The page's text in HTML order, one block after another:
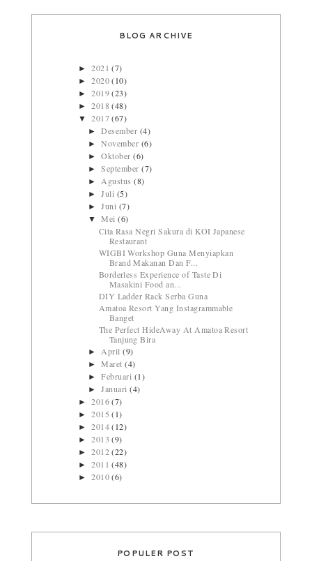
BLOG ARCHIVE
►2021(7)
►2020(10)
►2019(23)
►2018(48)
▼2017(67)
►Desember (4)
►November (6)
►Oktober(6)
►September(7)
►Agustus(8)
►Juli (5)
►Juni (7)
▼Mei(6)
Cita Rasa Negri Sakura di KOI Japanese
Restaurant
WIGBI Workshop Guna Menyiapkan
Brand Makanan Dan F...
Borderless Experience of Taste Di
Masakini Food an...
DIY Ladder Rack Serba Guna
Amatoa Resort Yang Instagrammable
Banget
The Perfect HideAway At Amatoa Resort
Tanjung Bira
►April(9)
►Maret(4)
►Februari (1)
►Januari(4)
►2016(7)
►2015(1)
►2014(12)
►2013(9)
►2012(22)
►2011(48)
►2010(6)
POPULER POST